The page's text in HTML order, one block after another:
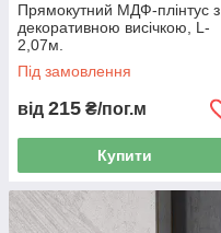
Прямокутний МДФ-плінтус з
декоративною висічкою, L-
2,07м.
Під замовлення
від 215 ₴/пог.м
Купити